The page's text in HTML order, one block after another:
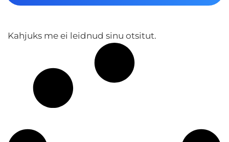
Kahjuks me ei leidnud sinu otsitut.